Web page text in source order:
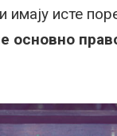
имају исте
основно